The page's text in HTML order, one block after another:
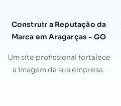
Construir a Reputação da
Marca em Aragarças - GO
Um site profissional fortalece
a imagem da sua empresa.